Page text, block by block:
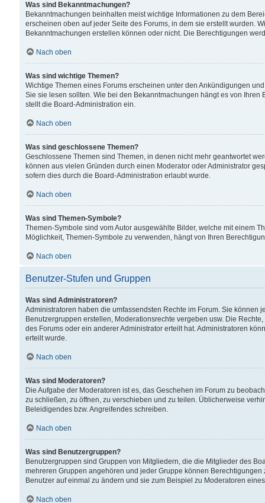
Was sind Bekanntmachungen?
Bekanntmachungen beinhalten meist wichtige Informationen zu dem
erscheinen oben auf jeder Seite des Forums, in dem sie erstellt wurden.
Bekanntmachungen erstellen können oder nicht. Die Berechtigungen
Nach oben
Was sind wichtige Themen?
Wichtige Themen eines Forums erscheinen unter den Ankündigungen
Sie sie lesen sollten. Wie bei den Bekanntmachungen hängt es von
stellt die Board-Administration ein.
Nach oben
Was sind geschlossene Themen?
Geschlossene Themen sind Themen, in denen nicht mehr geantwortet
können aus vielen Gründen durch einen Moderator oder Administrator
sofern dies durch die Board-Administration erlaubt wurde.
Nach oben
Was sind Themen-Symbole?
Themen-Symbole sind vom Autor ausgewählte Bilder, welche mit einem
Möglichkeit, Themen-Symbole zu verwenden, hängt von Ihren
Nach oben
Benutzer-Stufen und Gruppen
Was sind Administratoren?
Administratoren haben die umfassendsten Rechte im Forum. Sie können
Benutzergruppen erstellen, Moderationsrechte vergeben usw. Die
des Forums oder ein anderer Administrator erteilt hat. Administratoren
erteilt wurde.
Nach oben
Was sind Moderatoren?
Die Aufgabe der Moderatoren ist es, das Geschehen im Forum zu
zu schließen, zu öffnen, zu verschieben und zu teilen. Üblicherweise
Beleidigendes bzw. Angreifendes schreiben.
Nach oben
Was sind Benutzergruppen?
Benutzergruppen sind Gruppen von Mitgliedern, die die Mitglieder des
mehreren Gruppen angehören und jeder Gruppe können
Benutzer auf einmal zu ändern und sie zum Beispiel zu Moderatoren
Nach oben